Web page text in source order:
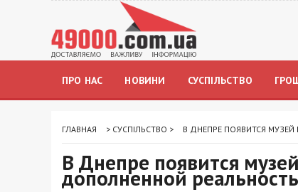
ПРО НАС НОВИНИ СУСПІЛЬСТВО
ГЛАВНАЯ > СУСПІЛЬСТВО > В ДНЕПРЕ ПОЯВИТСЯ
В Днепре появится
дополненной